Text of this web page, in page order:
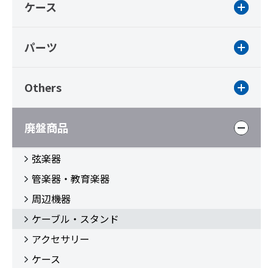
ケース
パーツ
Others
廃盤商品
弦楽器
管楽器・教育楽器
周辺機器
ケーブル・スタンド
アクセサリー
ケース